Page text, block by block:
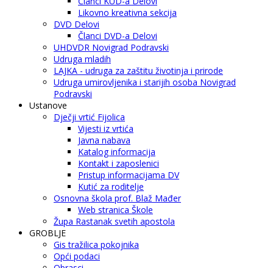
Likovno kreativna sekcija
DVD Delovi
Članci DVD-a Delovi
UHDVDR Novigrad Podravski
Udruga mladih
LAJKA - udruga za zaštitu životinja i prirode
Udruga umirovljenika i starijih osoba Novigrad
Podravski
Ustanove
Dječji vrtić Fijolica
Vijesti iz vrtića
Javna nabava
Katalog informacija
Kontakt i zaposlenici
Pristup informacijama DV
Kutić za roditelje
Osnovna škola prof. Blaž Mađer
Web stranica Škole
Župa Rastanak svetih apostola
GROBLJE
Gis tražilica pokojnika
Opći podaci